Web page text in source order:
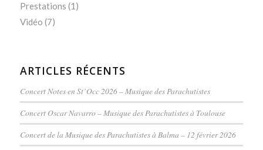
Prestations (1)
Vidéo (7)
ARTICLES RÉCENTS
Concert Notes en St’Occ 2026 – Musique des Parachutistes
Concert Oscar Navarro – Musique des Parachutistes à Toulouse
Concert de la Musique des Parachutistes à Balma – 12 février 2026